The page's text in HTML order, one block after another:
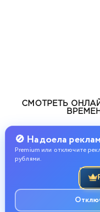
СМОТРЕТЬ
🚫 Надоела
Premium или отключите
рублями.